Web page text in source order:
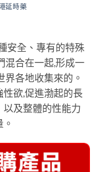
延時藥
安全、專有的特殊
混合在一起,形成一
各地收集來的。
性欲,促進渤起的長
以及整體的性能力